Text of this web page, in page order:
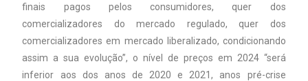
finais pagos pelos consumidores, quer dos
comercializadores do mercado regulado, quer dos
comercializadores em mercado liberalizado, condicionando
assim a sua evolução”, o nível de preços em 2024 “será
inferior aos dos anos de 2020 e 2021, anos pré-crise